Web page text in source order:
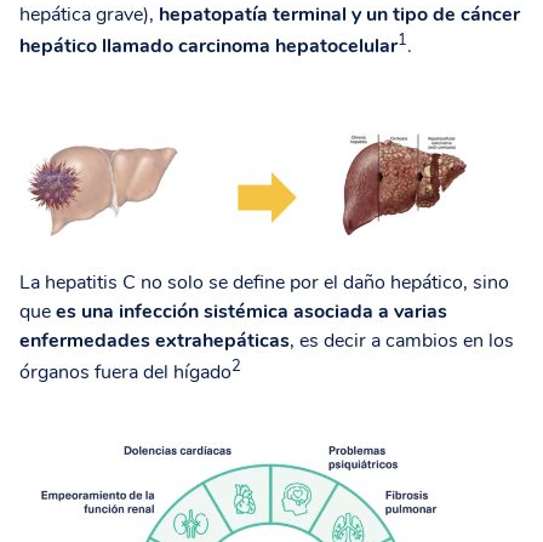
hepática grave), hepatopatía terminal y un tipo de cáncer
hepático llamado carcinoma hepatocelular1.
La hepatitis C no solo se define por el daño hepático, sino
quees una infección sistémica asociada a varias
enfermedades extrahepáticas, es decir a cambios en los
órganos fuera del hígado2